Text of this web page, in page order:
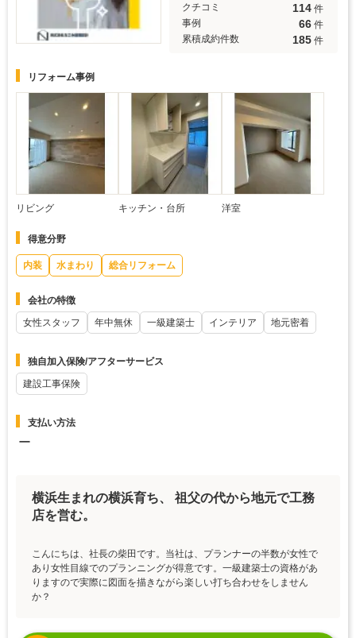
クチコミ 114 件
事例
66 件
累積成約件数
185 件
リフォーム事例
リビング キッチン・台所 洋室
得意分野
内装 水まわり 総合リフォーム
会社の特徴
女性スタッフ
年中無休 一級建築士 インテリア 地元密着
独自加入保険/アフターサービス
建設工事保険
支払い方法
ー
横浜生まれの横浜育ち、 祖父の代から地元で工務
店を営む。
こんにちは、社長の柴田です。当社は、プランナーの半数が女性で
あり女性目線でのプランニングが得意です。一級建築士の資格があ
りますので実際に図面を描きながら楽しい打ち合わせをしません
か？